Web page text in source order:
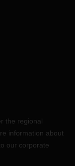
the regional
information about
our corporate